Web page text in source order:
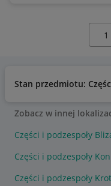
Stan przedmiotu:
Zobacz w innej
Części i podzespoły
Części i podzespoły
Części i podzespoły